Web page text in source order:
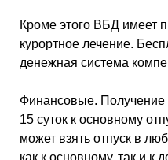
Кроме этого ВБД имеет
курортное лечение.
денежная система
Финансовые.
15 суток к основному
может взять отпуск в
как к основному, так и к